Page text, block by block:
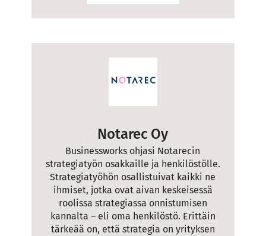
Notarec Oy
Businessworks ohjasi Notarecin
strategiatyön osakkaille ja henkilöstölle.
Strategiatyöhön osallistuivat kaikki ne
ihmiset, jotka ovat aivan keskeisessä
roolissa strategiassa onnistumisen
kannalta – eli oma henkilöstö. Erittäin
tärkeää on, että strategia on yrityksen